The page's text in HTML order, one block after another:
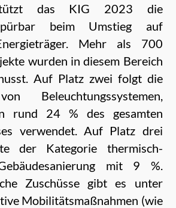
das KIG 2023 die
beim Umstieg auf
Mehr als 700
wurden in diesem Bereich
Auf Platz zwei folgt die
Beleuchtungssystemen,
rund 24 % des gesamten
verwendet. Auf Platz drei
der Kategorie thermisch-
mit 9 %.
Zuschüsse gibt es unter
Mobilitätsmaßnahmen (wie